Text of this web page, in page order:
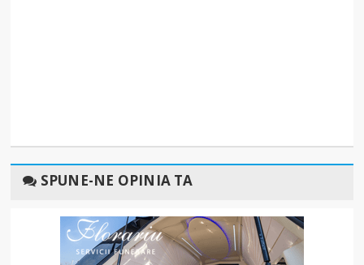
SPUNE-NE OPINIA TA